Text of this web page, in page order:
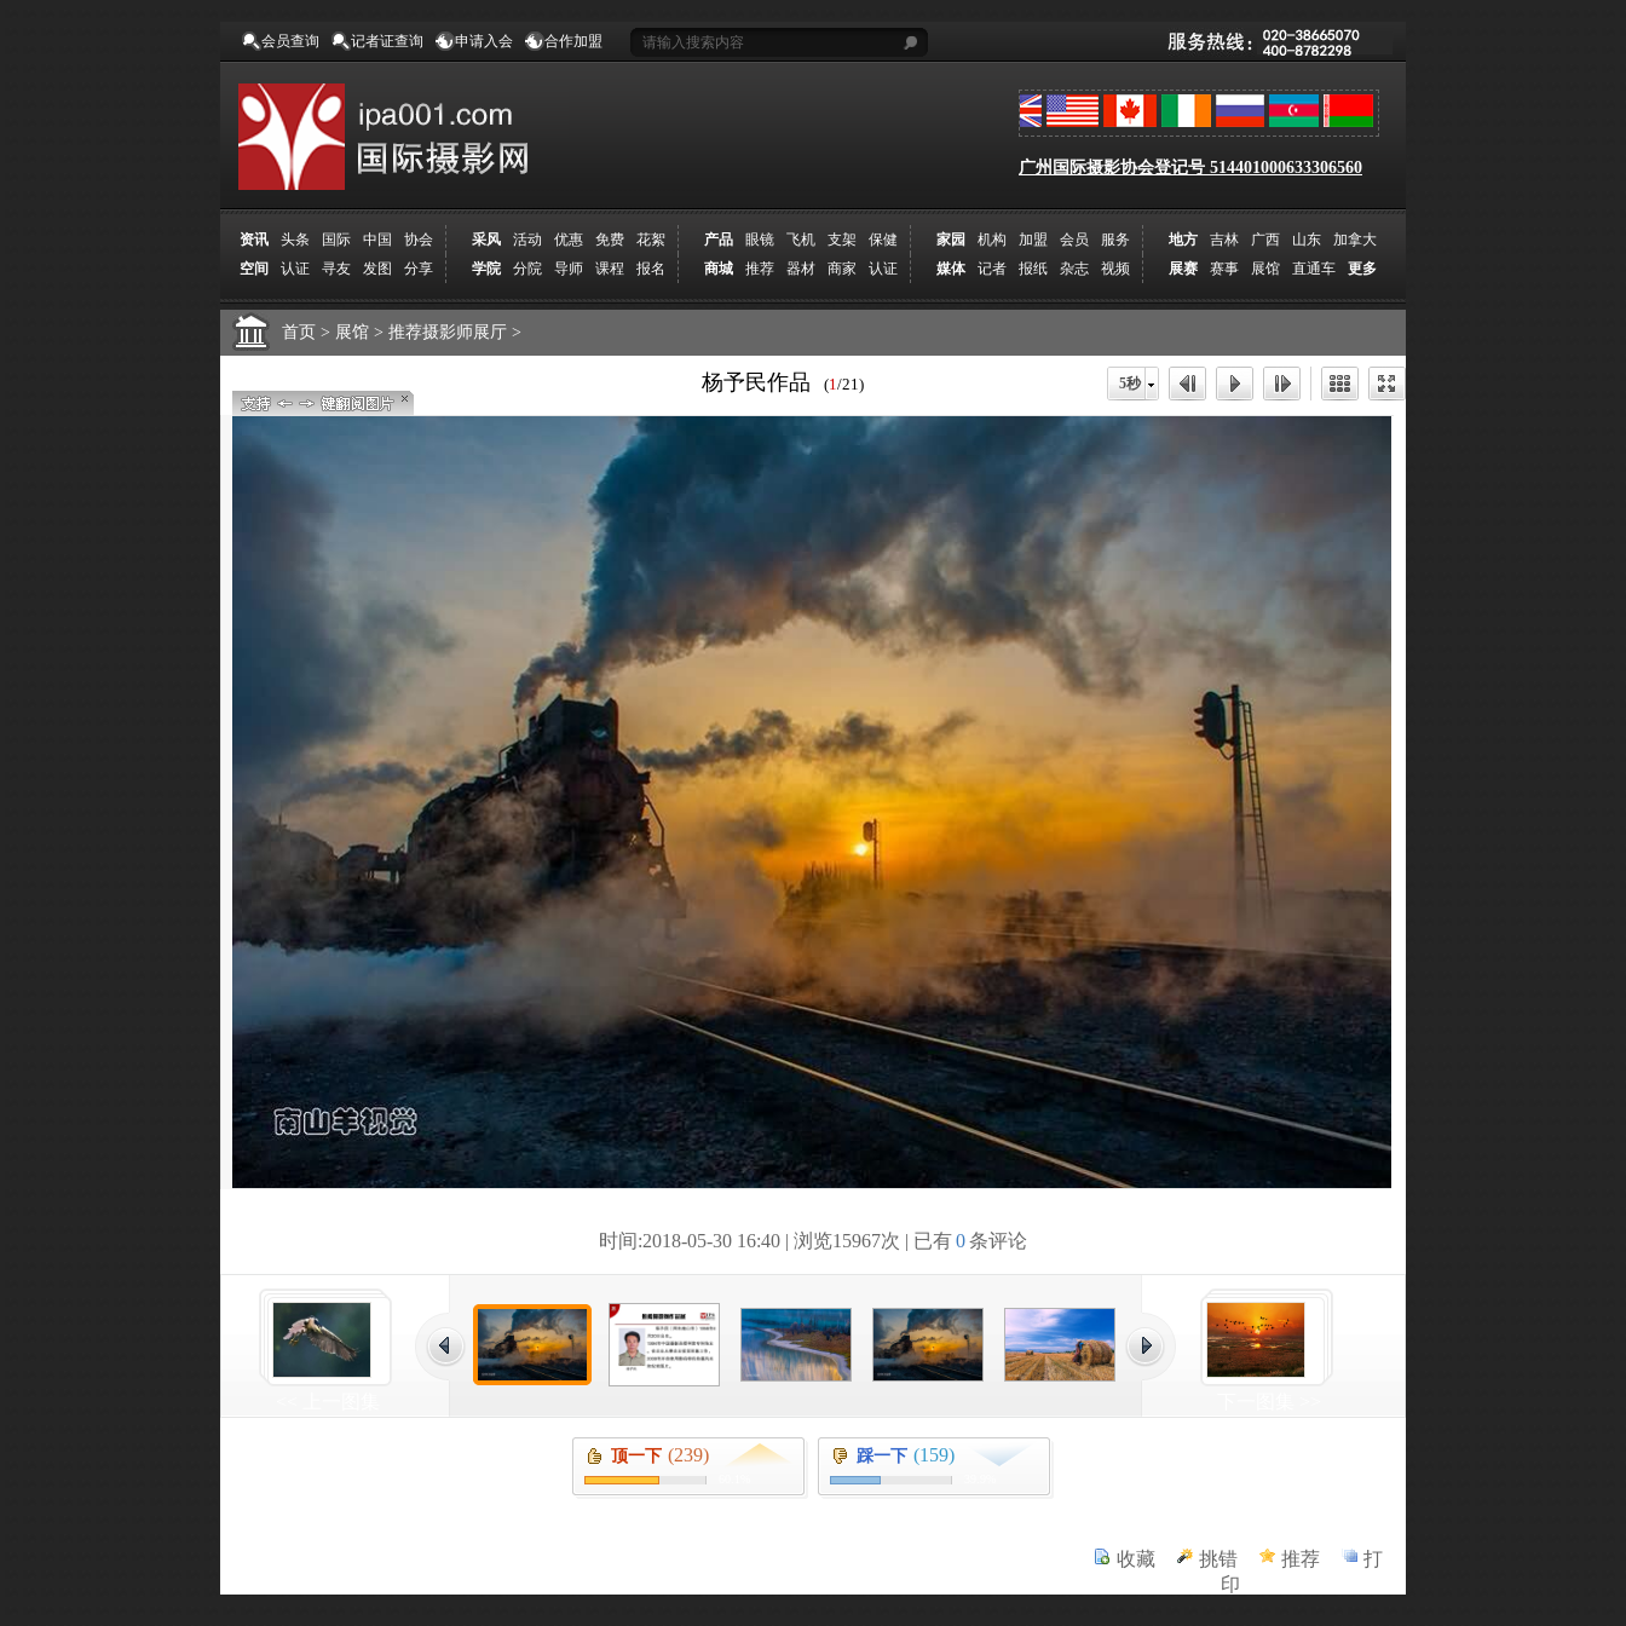
会员查询 记者证查询 申请入会 合作加盟
广州国际摄影协会登记号 514401000633306560
资讯 头条 国际 中国 协会 采风 活动 优惠 免费 花絮 产品 眼镜 飞机 支架 保健 家园 机构 加盟 会员 服务 地方 吉林 广西 山东
加拿大
空间
认证 寻友 发图 分享 学院 分院 导师 课程 报名 商城 推荐 器材 商家 认证 媒体 记者 报纸 杂志 视频 展赛 赛事 展馆 直通车 更多
首页 > 展馆 > 推荐摄影师展厅 >
杨予民作品 (1/21) 5秒
时间:2018-05-30 16:40 | 浏览15967次 | 已有0条评论
顶一下 (239) 踩一下 (159)
收藏 挑错 推荐
打
印